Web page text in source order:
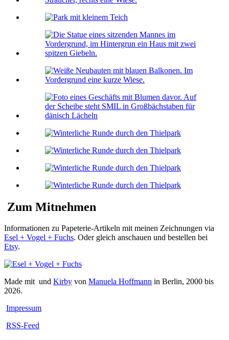
Zum Mitnehmen
Informationen zu Papeterie-Artikeln mit meinen Zeichnungen via
Esel + Vogel + Fuchs. Oder gleich anschauen und bestellen bei
Etsy.
Made mit und Kirby von Manuela Hoffmann in Berlin, 2000 bis
2026.
Impressum
RSS-Feed